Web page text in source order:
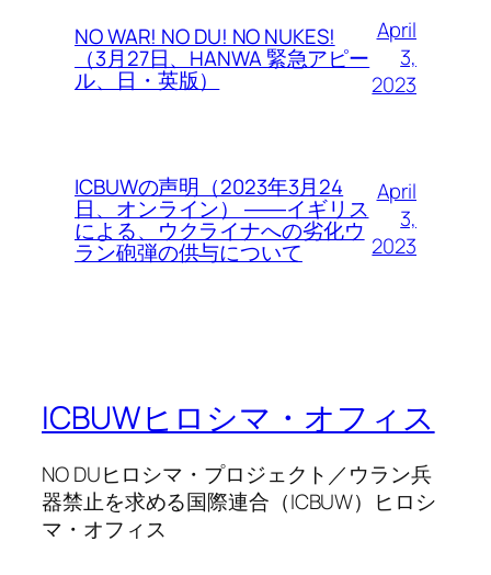
NO WAR! NO DU! NO NUKES!
（3月27日、HANWA 緊急アピー
ル、日・英版）
April
3,
2023
ICBUWの声明（2023年3月24
日、オンライン） ――イギリス
による、ウクライナへの劣化ウ
ラン砲弾の供与について
April
3,
2023
ICBUWヒロシマ・オフィス
NO DUヒロシマ・プロジェクト／ウラン兵
器禁止を求める国際連合（ICBUW）ヒロシ
マ・オフィス